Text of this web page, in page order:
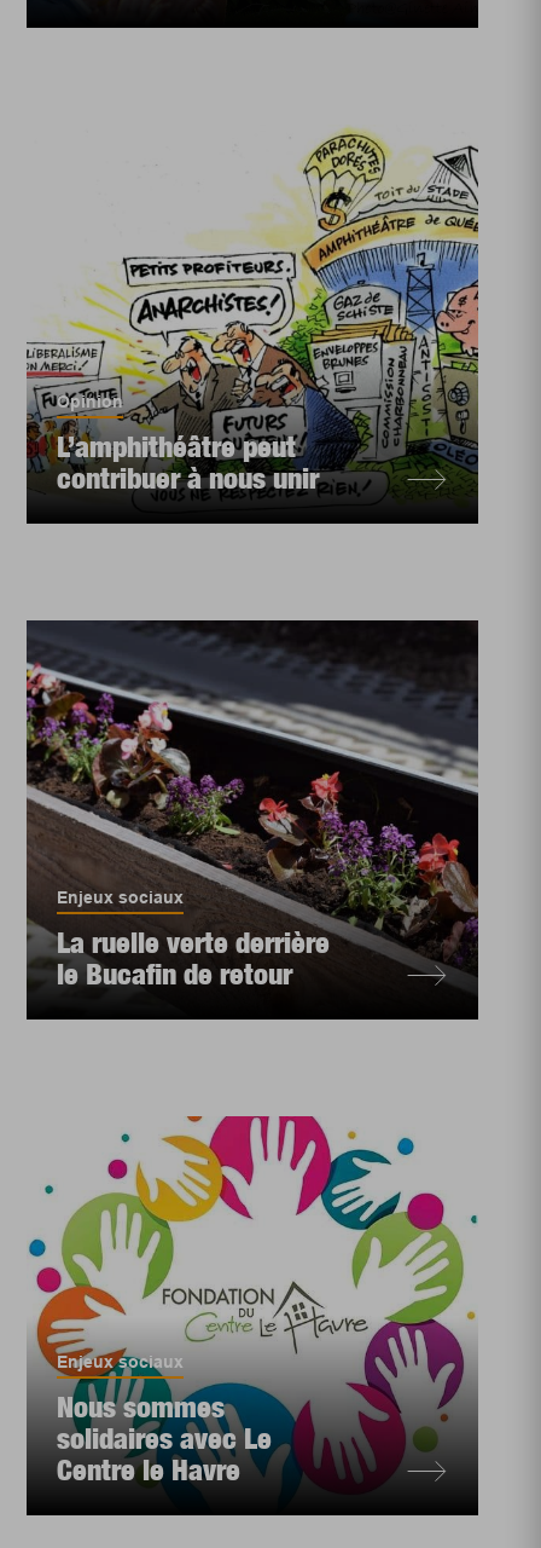
Opinion
L’amphithéâtre peut
contribuer à nous unir
Enjeux sociaux
La ruelle verte derrière
le Bucafin de retour
Enjeux sociaux
Nous sommes
solidaires avec Le
Centre le Havre